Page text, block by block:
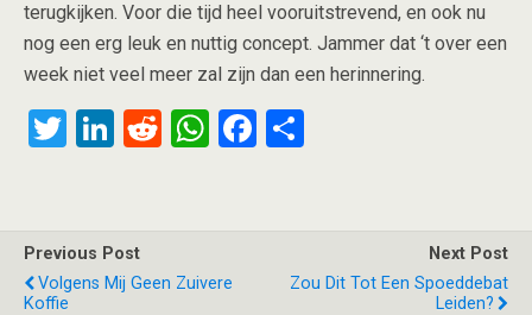
terugkijken. Voor die tijd heel vooruitstrevend, en ook nu
nog een erg leuk en nuttig concept. Jammer dat ‘t over een
week niet veel meer zal zijn dan een herinnering.
T
er
Li
dI
n
R
t
W
A
F
Previous Post
Volgens Mij Geen Zuivere
Koffie
Next Post
Zou Dit Tot Een Spoeddebat
Leiden?